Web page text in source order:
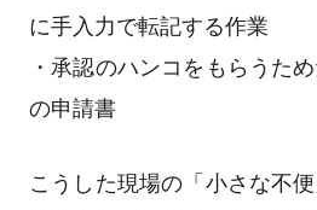
に手入力で転記する作業
・承認のハンコをもらうた
の申請書
こうした現場の「小さな不